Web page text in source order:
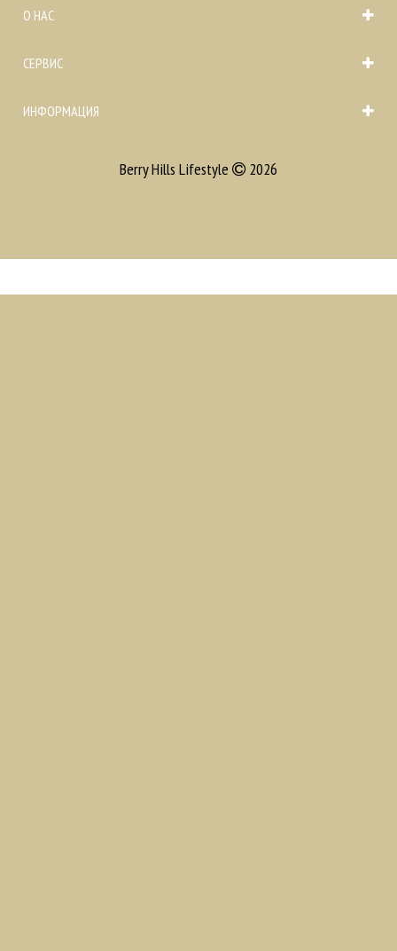
О НАС
СЕРВИС
ИНФОРМАЦИЯ
Berry Hills Lifestyle 2026